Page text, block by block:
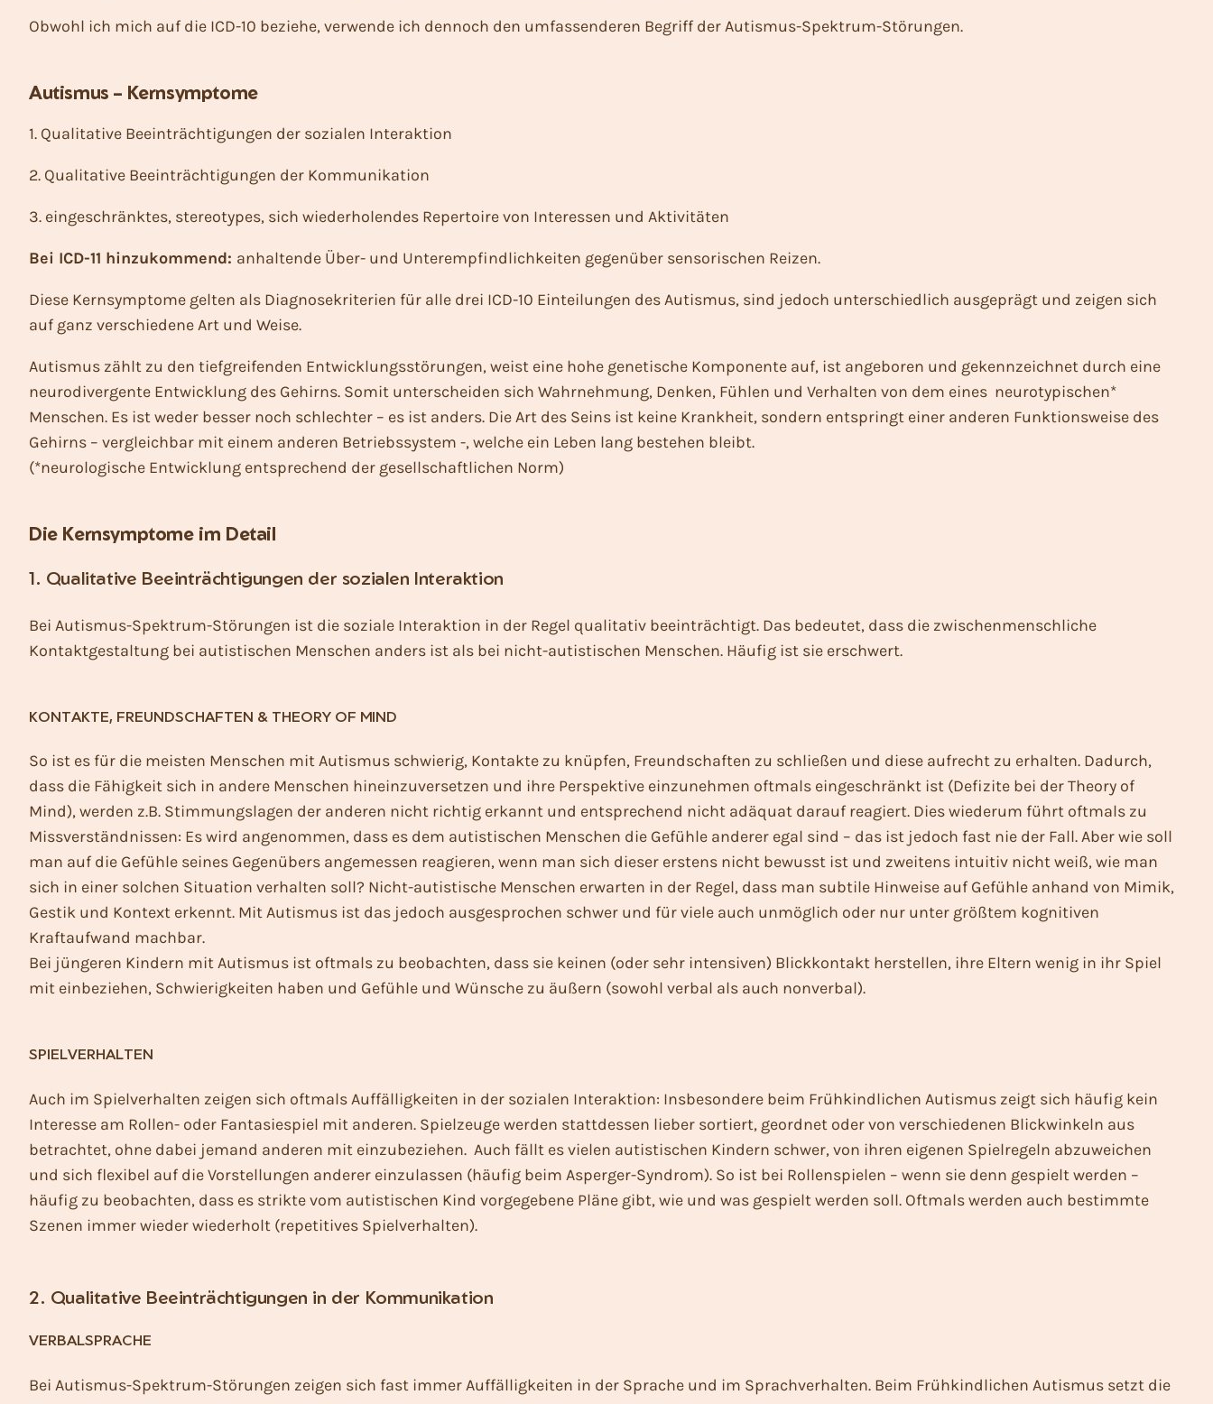
Obwohl ich mich auf die ICD-10 beziehe, verwende ich dennoch den umfassenderen Begriff der Autismus-Spektrum-Störungen.
Autismus – Kernsymptome
1. Qualitative Beeinträchtigungen der sozialen Interaktion
2. Qualitative Beeinträchtigungen der Kommunikation
3. eingeschränktes, stereotypes, sich wiederholendes Repertoire von Interessen und Aktivitäten
Bei ICD-11 hinzukommend: anhaltende Über- und Unterempfindlichkeiten gegenüber sensorischen Reizen.
Diese Kernsymptome gelten als Diagnosekriterien für alle drei ICD-10 Einteilungen des Autismus, sind jedoch unterschiedlich ausgeprägt und zeigen sich
auf ganz verschiedene Art und Weise.
Autismus zählt zu den tiefgreifenden Entwicklungsstörungen, weist eine hohe genetische Komponente auf, ist angeboren und gekennzeichnet durch eine
neurodivergente Entwicklung des Gehirns. Somit unterscheiden sich Wahrnehmung, Denken, Fühlen und Verhalten von dem eines neurotypischen*
Menschen. Es ist weder besser noch schlechter – es ist anders. Die Art des Seins ist keine Krankheit, sondern entspringt einer anderen Funktionsweise des
Gehirns – vergleichbar mit einem anderen Betriebssystem -, welche ein Leben lang bestehen bleibt.
(*neurologische Entwicklung entsprechend der gesellschaftlichen Norm)
Die Kernsymptome im Detail
1. Qualitative Beeinträchtigungen der sozialen Interaktion
Bei Autismus-Spektrum-Störungen ist die soziale Interaktion in der Regel qualitativ beeinträchtigt. Das bedeutet, dass die zwischenmenschliche
Kontaktgestaltung bei autistischen Menschen anders ist als bei nicht-autistischen Menschen. Häufig ist sie erschwert.
KONTAKTE, FREUNDSCHAFTEN & THEORY OF MIND
So ist es für die meisten Menschen mit Autismus schwierig, Kontakte zu knüpfen, Freundschaften zu schließen und diese aufrecht zu erhalten. Dadurch,
dass die Fähigkeit sich in andere Menschen hineinzuversetzen und ihre Perspektive einzunehmen oftmals eingeschränkt ist (Defizite bei der Theory of
Mind), werden z.B. Stimmungslagen der anderen nicht richtig erkannt und entsprechend nicht adäquat darauf reagiert. Dies wiederum führt oftmals zu
Missverständnissen: Es wird angenommen, dass es dem autistischen Menschen die Gefühle anderer egal sind – das ist jedoch fast nie der Fall. Aber wie soll
man auf die Gefühle seines Gegenübers angemessen reagieren, wenn man sich dieser erstens nicht bewusst ist und zweitens intuitiv nicht weiß, wie man
sich in einer solchen Situation verhalten soll? Nicht-autistische Menschen erwarten in der Regel, dass man subtile Hinweise auf Gefühle anhand von Mimik,
Gestik und Kontext erkennt. Mit Autismus ist das jedoch ausgesprochen schwer und für viele auch unmöglich oder nur unter größtem kognitiven
Kraftaufwand machbar.
Bei jüngeren Kindern mit Autismus ist oftmals zu beobachten, dass sie keinen (oder sehr intensiven) Blickkontakt herstellen, ihre Eltern wenig in ihr Spiel
mit einbeziehen, Schwierigkeiten haben und Gefühle und Wünsche zu äußern (sowohl verbal als auch nonverbal).
SPIELVERHALTEN
Auch im Spielverhalten zeigen sich oftmals Auffälligkeiten in der sozialen Interaktion: Insbesondere beim Frühkindlichen Autismus zeigt sich häufig kein
Interesse am Rollen- oder Fantasiespiel mit anderen. Spielzeuge werden stattdessen lieber sortiert, geordnet oder von verschiedenen Blickwinkeln aus
betrachtet, ohne dabei jemand anderen mit einzubeziehen. Auch fällt es vielen autistischen Kindern schwer, von ihren eigenen Spielregeln abzuweichen
und sich flexibel auf die Vorstellungen anderer einzulassen (häufig beim Asperger-Syndrom). So ist bei Rollenspielen – wenn sie denn gespielt werden –
häufig zu beobachten, dass es strikte vom autistischen Kind vorgegebene Pläne gibt, wie und was gespielt werden soll. Oftmals werden auch bestimmte
Szenen immer wieder wiederholt (repetitives Spielverhalten).
2. Qualitative Beeinträchtigungen in der Kommunikation
VERBALSPRACHE
Bei Autismus-Spektrum-Störungen zeigen sich fast immer Auffälligkeiten in der Sprache und im Sprachverhalten. Beim Frühkindlichen Autismus setzt die